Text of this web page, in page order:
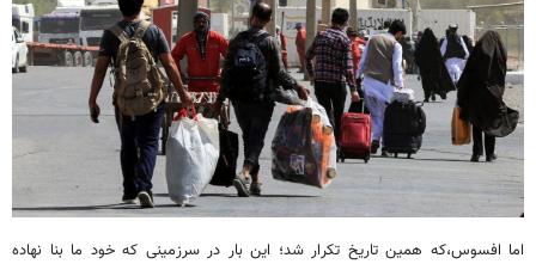
اما افسوس،که همین تاریخ تکرار شد؛ این بار در سرزمینی که خود ما بنا نهاده